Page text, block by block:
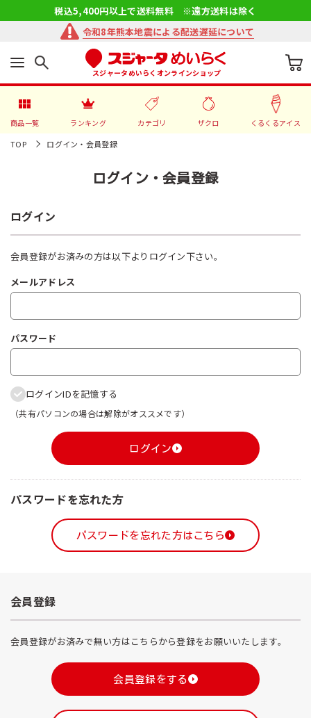
税込5,400円以上で送料無料 ※遠方送料は除く
令和8年熊本地震による配送遅延について
スジャータめいらくオンラインショップ
商品一覧 ランキング カテゴリ ザクロ くるくるアイス
TOP ログイン・会員登録
ログイン・会員登録
ログイン
会員登録がお済みの方は以下よりログイン下さい。
メールアドレス
パスワード
ログインIDを記憶する
（共有パソコンの場合は解除がオススメです）
ログイン
パスワードを忘れた方
パスワードを忘れた方はこちら
会員登録
会員登録がお済みで無い方はこちらから登録をお願いいたします。
会員登録をする